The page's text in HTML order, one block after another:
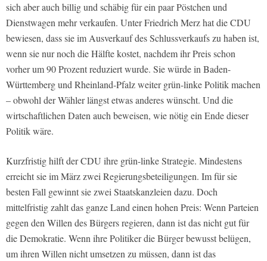
sich aber auch billig und schäbig für ein paar Pöstchen und
Dienstwagen mehr verkaufen. Unter Friedrich Merz hat die CDU
bewiesen, dass sie im Ausverkauf des Schlussverkaufs zu haben ist,
wenn sie nur noch die Hälfte kostet, nachdem ihr Preis schon
vorher um 90 Prozent reduziert wurde. Sie würde in Baden-
Württemberg und Rheinland-Pfalz weiter grün-linke Politik machen
– obwohl der Wähler längst etwas anderes wünscht. Und die
wirtschaftlichen Daten auch beweisen, wie nötig ein Ende dieser
Politik wäre.
Kurzfristig hilft der CDU ihre grün-linke Strategie. Mindestens
erreicht sie im März zwei Regierungsbeteiligungen. Im für sie
besten Fall gewinnt sie zwei Staatskanzleien dazu. Doch
mittelfristig zahlt das ganze Land einen hohen Preis: Wenn Parteien
gegen den Willen des Bürgers regieren, dann ist das nicht gut für
die Demokratie. Wenn ihre Politiker die Bürger bewusst belügen,
um ihren Willen nicht umsetzen zu müssen, dann ist das